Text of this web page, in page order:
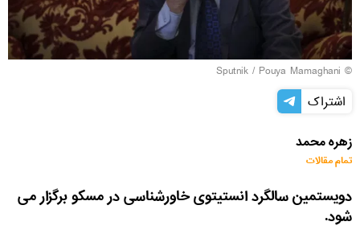
© Sputnik / Pouya Mamaghani
اشتراک
زهره محمد
تمام مقالات
دویستمین سالگرد انستیتوی خاورشناسی در مسکو برگزار می
شود.